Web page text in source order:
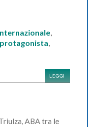
,
,
LEGGI
ABA tra le